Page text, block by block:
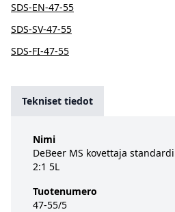
SDS-EN-47-55
SDS-SV-47-55
SDS-FI-47-55
Tekniset tiedot
Nimi
DeBeer MS kovettaja standardi
2:1 5L
Tuotenumero
47-55/5